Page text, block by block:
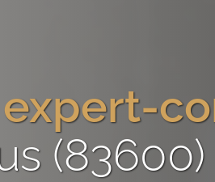
expert-
(83600)